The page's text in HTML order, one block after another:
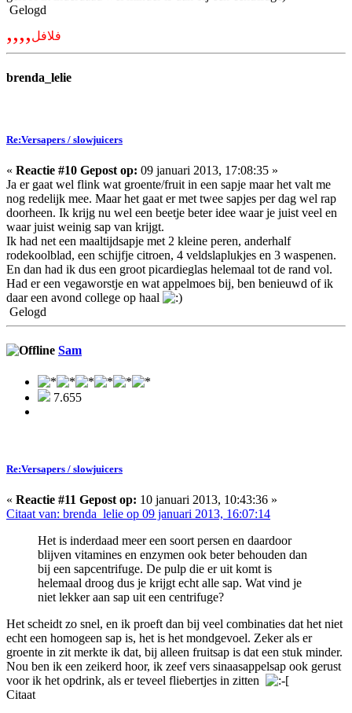
Gelogd
,,,,فلافل
brenda_lelie
Re:Versapers / slowjuicers
« Reactie #10 Gepost op: 09 januari 2013, 17:08:35 »
Ja er gaat wel flink wat groente/fruit in een sapje maar het valt me
nog redelijk mee. Maar het gaat er met twee sapjes per dag wel rap
doorheen. Ik krijg nu wel een beetje beter idee waar je juist veel en
waar juist weinig sap van krijgt.
Ik had net een maaltijdsapje met 2 kleine peren, anderhalf
rodekoolblad, een schijfje citroen, 4 veldslaplukjes en 3 waspenen.
En dan had ik dus een groot picardieglas helemaal tot de rand vol.
Had er een vegaworstje en wat appelmoes bij, ben benieuwd of ik
daar een avond college op haal
Gelogd
Sam
7.655
Re:Versapers / slowjuicers
« Reactie #11 Gepost op: 10 januari 2013, 10:43:36 »
Citaat van: brenda_lelie op 09 januari 2013, 16:07:14
Het is inderdaad meer een soort persen en daardoor
blijven vitamines en enzymen ook beter behouden dan
bij een sapcentrifuge. De pulp die er uit komt is
helemaal droog dus je krijgt echt alle sap. Wat vind je
niet lekker aan sap uit een centrifuge?
Het scheidt zo snel, en ik proeft dan bij veel combinaties dat het niet
echt een homogeen sap is, het is het mondgevoel. Zeker als er
groente in zit merkte ik dat, bij alleen fruitsap is dat een stuk minder.
Nou ben ik een zeikerd hoor, ik zeef vers sinaasappelsap ook gerust
voor ik het opdrink, als er teveel fliebertjes in zitten
Citaat